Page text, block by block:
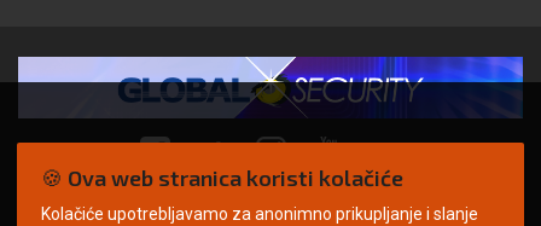
© Copyright 2026. | ARILEO
🍪 Ova web stranica koristi kolačiće
Kolačiće upotrebljavamo za anonimno prikupljanje i slanje